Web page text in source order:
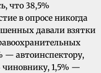
что 38,5%
в опросе никогда
давали взятки
— автоинспектору,
чиновнику, 1,5% —